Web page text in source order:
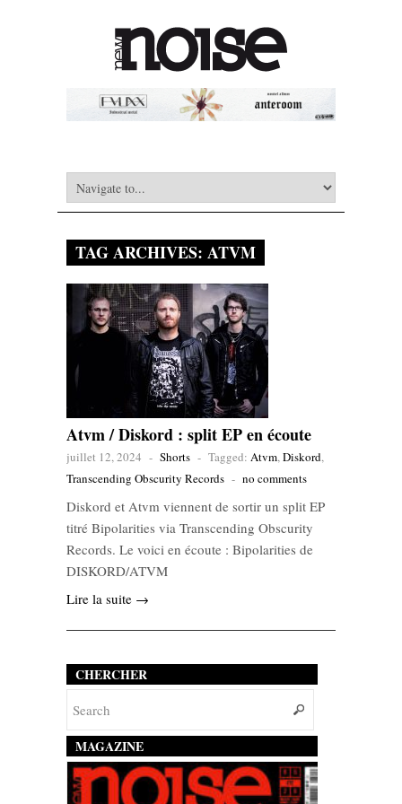
TAG ARCHIVES: ATVM
Atvm / Diskord : split EP en écoute
juillet 12, 2024 - Shorts - Tagged: Atvm,Diskord,
Transcending Obscurity Records - no comments
Diskord et Atvm viennent de sortir un split EP
titré Bipolarities via Transcending Obscurity
Records. Le voici en écoute : Bipolarities de
DISKORD/ATVM
Lire la suite →
CHERCHER
MAGAZINE